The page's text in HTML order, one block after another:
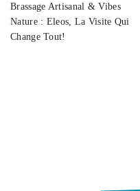
Brassage Artisanal & Vibes
Nature : Eleos, La Visite Qui
Change Tout!